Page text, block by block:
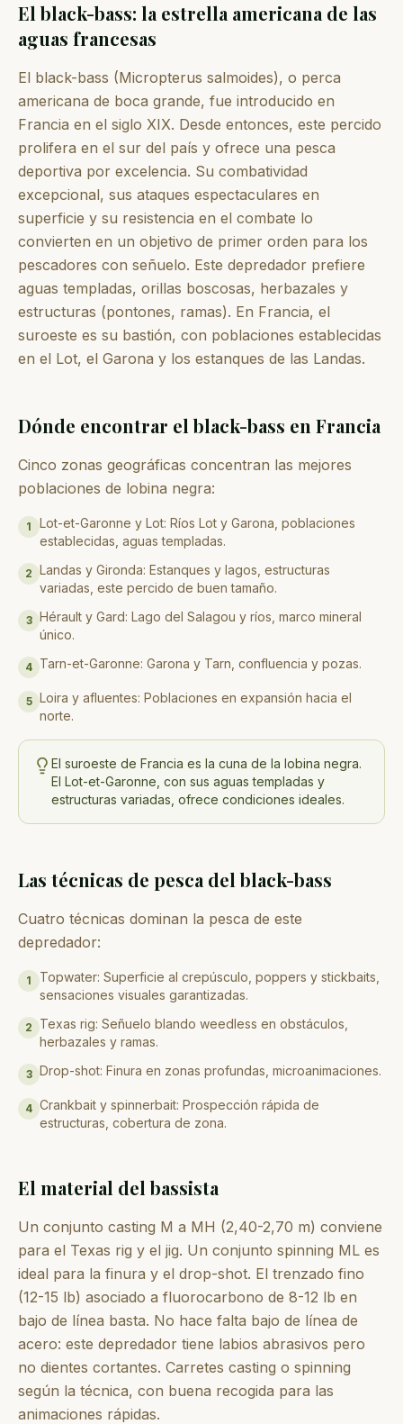
El black-bass: la estrella americana de las
aguas francesas
El black-bass (Micropterus salmoides), o perca
americana de boca grande, fue introducido en
Francia en el siglo XIX. Desde entonces, este percido
prolifera en el sur del país y ofrece una pesca
deportiva por excelencia. Su combatividad
excepcional, sus ataques espectaculares en
superficie y su resistencia en el combate lo
convierten en un objetivo de primer orden para los
pescadores con señuelo. Este depredador prefiere
aguas templadas, orillas boscosas, herbazales y
estructuras (pontones, ramas). En Francia, el
suroeste es su bastión, con poblaciones establecidas
en el Lot, el Garona y los estanques de las Landas.
Dónde encontrar el black-bass en Francia
Cinco zonas geográficas concentran las mejores
poblaciones de lobina negra:
1
Lot-et-Garonne y Lot: Ríos Lot y Garona, poblaciones
establecidas, aguas templadas.
2 Landas y Gironda: Estanques y lagos, estructuras
variadas, este percido de buen tamaño.
3 Hérault y Gard: Lago del Salagou y ríos, marco mineral
único.
4 Tarn-et-Garonne: Garona y Tarn, confluencia y pozas.
5 Loira y afluentes: Poblaciones en expansión hacia el
norte.
El suroeste de Francia es la cuna de la lobina negra.
El Lot-et-Garonne, con sus aguas templadas y
estructuras variadas, ofrece condiciones ideales.
Las técnicas de pesca del black-bass
Cuatro técnicas dominan la pesca de este
depredador:
1
Topwater: Superficie al crepúsculo, poppers y stickbaits,
sensaciones visuales garantizadas.
2
Texas rig: Señuelo blando weedless en obstáculos,
herbazales y ramas.
3 Drop-shot: Finura en zonas profundas, microanimaciones.
4 Crankbait y spinnerbait: Prospección rápida de
estructuras, cobertura de zona.
El material del bassista
Un conjunto casting M a MH (2,40-2,70 m) conviene
para el Texas rig y el jig. Un conjunto spinning ML es
ideal para la finura y el drop-shot. El trenzado fino
(12-15 lb) asociado a fluorocarbono de 8-12 lb en
bajo de línea basta. No hace falta bajo de línea de
acero: este depredador tiene labios abrasivos pero
no dientes cortantes. Carretes casting o spinning
según la técnica, con buena recogida para las
animaciones rápidas.